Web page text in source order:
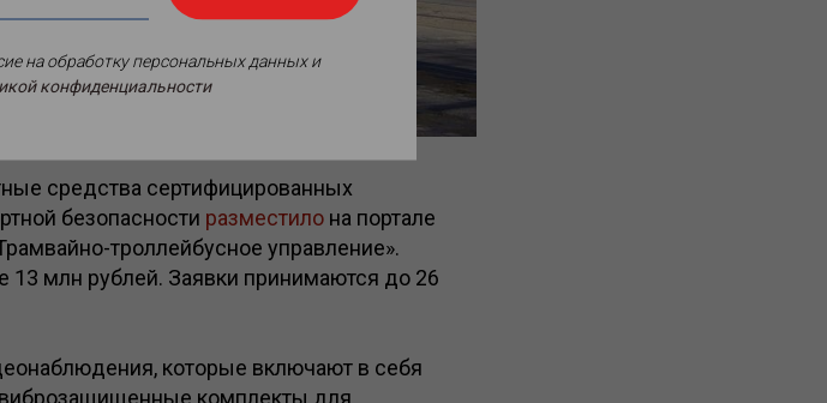
средства сертифицированных
безопасности разместило на портале
троллейбусное управление».
13 млн рублей. Заявки принимаются до 26
которые включают в себя
комплекты для
на обработку персональных данных и
конфиденциальности